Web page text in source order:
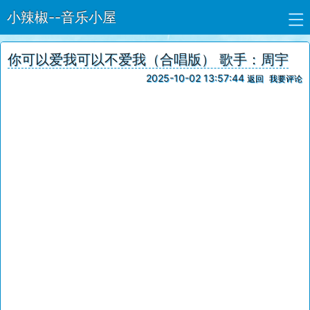
小辣椒--音乐小屋
你可以爱我可以不爱我（合唱版） 歌手：周宇
2025-10-02 13:57:44 返回 我要评论